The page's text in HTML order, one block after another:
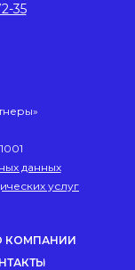
КОМПАНИИ
35
данных
услуг